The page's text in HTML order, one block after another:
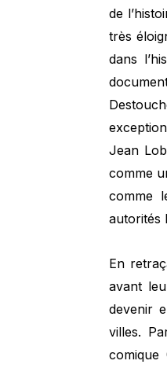
de
très
dans
Jean
comme
comme
autorités
En
avant
devenir
villes.
comique